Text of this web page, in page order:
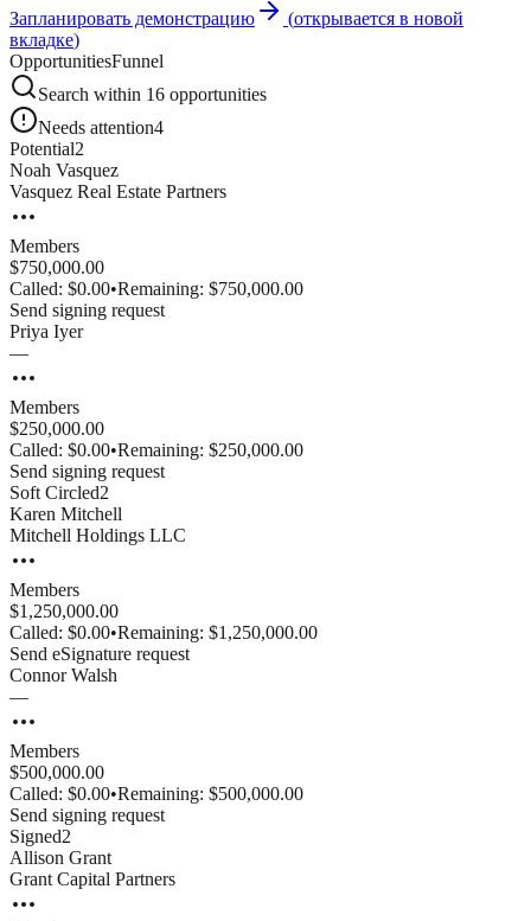
Запланировать демонстрацию (открывается в новой
вкладке)
OpportunitiesFunnel
Search within 16 opportunities
Needs attention4
Potential2
Noah Vasquez
Vasquez Real Estate Partners
Members
$750,000.00
Called: $0.00•Remaining: $750,000.00
Send signing request
Priya Iyer
—
Members
$250,000.00
Called: $0.00•Remaining: $250,000.00
Send signing request
Soft Circled2
Karen Mitchell
Mitchell Holdings LLC
Members
$1,250,000.00
Called: $0.00•Remaining: $1,250,000.00
Send eSignature request
Connor Walsh
—
Members
$500,000.00
Called: $0.00•Remaining: $500,000.00
Send signing request
Signed2
Allison Grant
Grant Capital Partners